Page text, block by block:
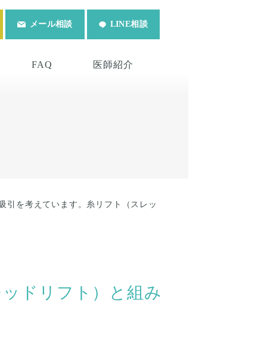
メール相談 LINE相談
FAQ 医師紹介
引を考えています。糸リフト（スレッ
ドリフト）と組み